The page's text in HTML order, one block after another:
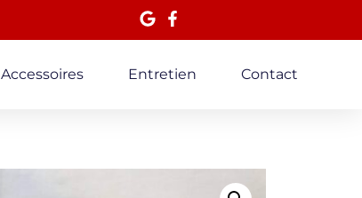
Accessoires Entretien Contact